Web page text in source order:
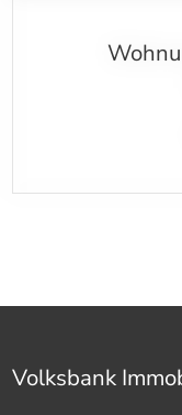
Volksbank